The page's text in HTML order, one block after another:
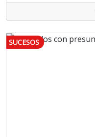
SUCESOS